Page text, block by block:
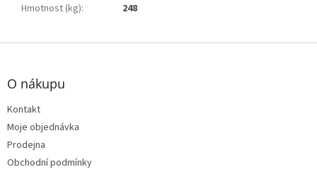
Hmotnost (kg): 248
Z
O nákupu
Kontakt
Moje objednávka
Prodejna
Obchodní podmínky